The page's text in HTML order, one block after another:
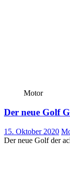
Motor
Der neue Golf
15. Oktober 2020
Der neue Golf der